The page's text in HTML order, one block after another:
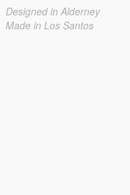
Designed in Alderney
Made in Los Santos